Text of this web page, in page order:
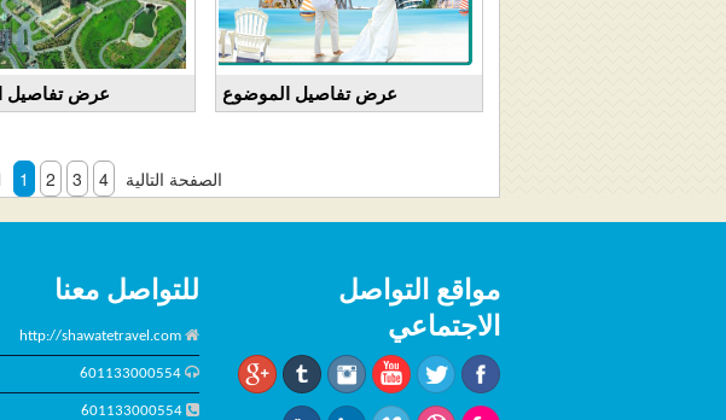
عرض تفاصيل عرض تفاصيل الموضوع
1 2 3 4 الصفحة التالية
للتواصل معنا
http://shawatetravel.com
601133000554
601133000554
مواقع التواصل
الاجتماعي